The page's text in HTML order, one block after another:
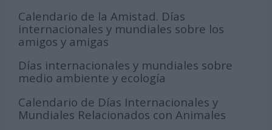
Calendario de la Amistad. Días
internacionales y mundiales sobre los
amigos y amigas
Días internacionales y mundiales sobre
medio ambiente y ecología
Calendario de Días Internacionales y
Mundiales Relacionados con Animales